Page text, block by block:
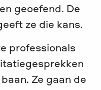
geoefend. De
ze die kans.
professionals
Ze gaan de